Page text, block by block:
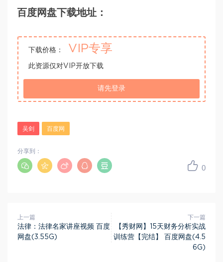
百度网盘下载地址：
下载价格： VIP专享
此资源仅对VIP开放下载
请先登录
吴剑 百度网
0
分享到：
上一篇
法律：法律名家讲座视频 百度
网盘(3.55G)
下一篇
【秀财网】15天财务分析实战
训练营【完结】 百度网盘(4.5
6G)